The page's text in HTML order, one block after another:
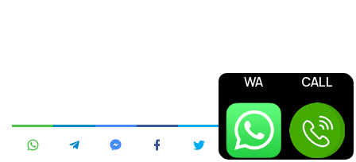
Jasa Pengurusan OSS
WA CALL